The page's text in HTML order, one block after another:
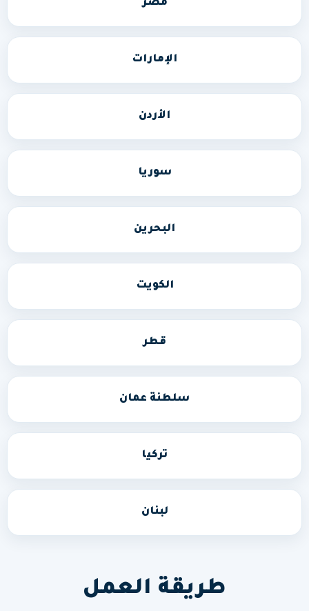
مصر
الإمارات
الأردن
سوريا
البحرين
الكويت
قطر
سلطنة عمان
تركيا
لبنان
طريقة العمل